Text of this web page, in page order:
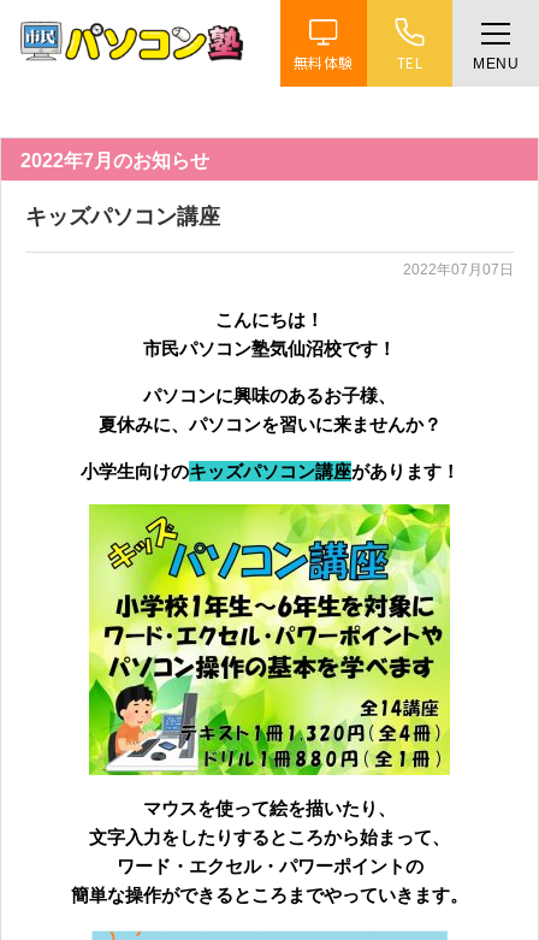
無料体験 TEL MENU
特徴
講座紹介
受講までの流れ
よくある質問
無料体験に申し込む
0120-868-003
受付時間／9:00〜18:00 土日祝休み
2022年7月のお知らせ
キッズパソコン講座
2022年07月07日
こんにちは！
市民パソコン塾気仙沼校です！
パソコンに興味のあるお子様、
夏休みに、パソコンを習いに来ませんか？
小学生向けのキッズパソコン講座があります！
マウスを使って絵を描いたり、
文字入力をしたりするところから始まって、
ワード・エクセル・パワーポイントの
簡単な操作ができるところまでやっていきます。